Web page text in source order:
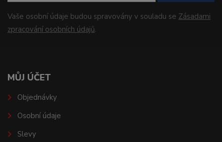
Vaše osobní údaje budou spravovány v souladu se Zásadami
zpracování osobních údajů.
MŮJ ÚČET
Objednávky
Osobní údaje
Slevy